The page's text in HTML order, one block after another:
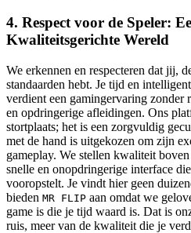
4. Respect voor de Speler:
Kwaliteitsgerichte Wereld
We erkennen en respecteren dat jij,
standaarden hebt. Je tijd en
verdient een gamingervaring zonder
en opdringerige afleidingen. Ons
stortplaats; het is een zorgvuldig
met de hand is uitgekozen om zijn
gameplay. We stellen kwaliteit
snelle en onopdringerige interface
vooropstelt. Je vindt hier geen
bieden MR FLIP aan omdat we
game is die je tijd waard is. Dat is
ruis, meer van de kwaliteit die je